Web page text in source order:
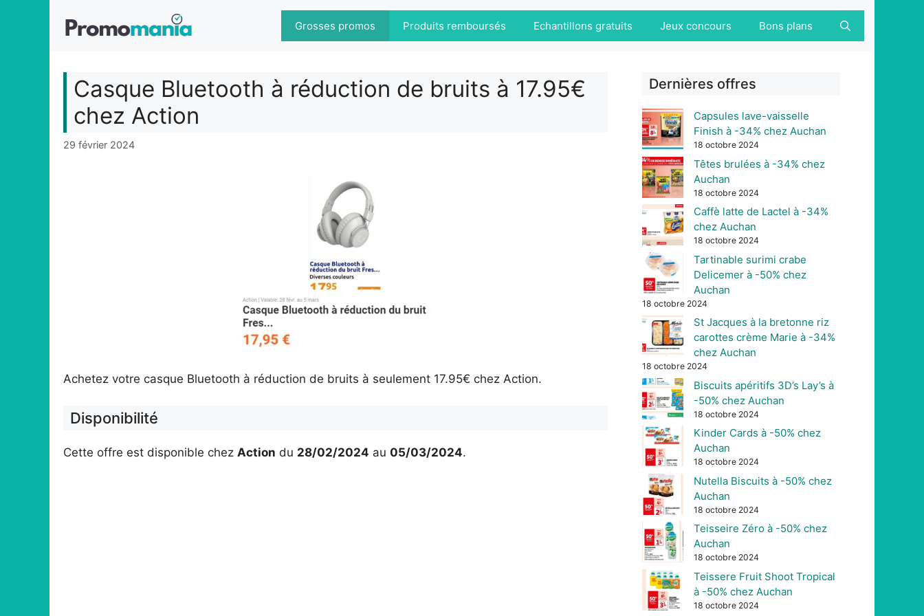
Grosses promos Produits remboursés Echantillons gratuits Jeux concours Bons plans
Casque Bluetooth à réduction de bruits à 17.95€
chez Action
29 février 2024
Achetez votre casque Bluetooth à réduction de bruits à seulement 17.95€ chez Action.
Disponibilité
Cette offre est disponible chez Action du 28/02/2024 au 05/03/2024.
Dernières offres
Capsules lave-vaisselle
Finish à -34% chez Auchan
18 octobre 2024
Têtes brulées à -34% chez
Auchan
18 octobre 2024
Caffè latte de Lactel à -34%
chez Auchan
18 octobre 2024
Tartinable surimi crabe
Delicemer à -50% chez
Auchan
18 octobre 2024
St Jacques à la bretonne riz
carottes crème Marie à -34%
chez Auchan
18 octobre 2024
Biscuits apéritifs 3D’s Lay’s à
-50% chez Auchan
18 octobre 2024
Kinder Cards à -50% chez
Auchan
18 octobre 2024
Nutella Biscuits à -50% chez
Auchan
18 octobre 2024
Teisseire Zéro à -50% chez
Auchan
18 octobre 2024
Teissere Fruit Shoot Tropical
à -50% chez Auchan
18 octobre 2024